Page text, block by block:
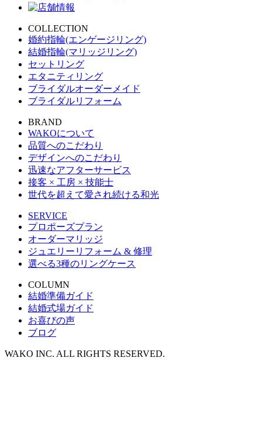
COLLECTION
婚約指輪(エンゲージリング)
結婚指輪(マリッジリング)
セットリング
エタニティリング
ブライダルオーダーメイド
ブライダルリフォーム
BRAND
WAKOについて
品質へのこだわり
デザインへのこだわり
迅速なアフターサービス
接客 × 工房 × 技能士
世代を超えて愛され続ける和光
SERVICE
プロポーズプラン
オーダーマリッジ
ジュエリーリフォーム & 修理
選べる3種のリングケース
COLUMN
結婚準備ガイド
結婚式場ガイド
お喜びの声
ブログ
WAKO INC. ALL RIGHTS RESERVED.